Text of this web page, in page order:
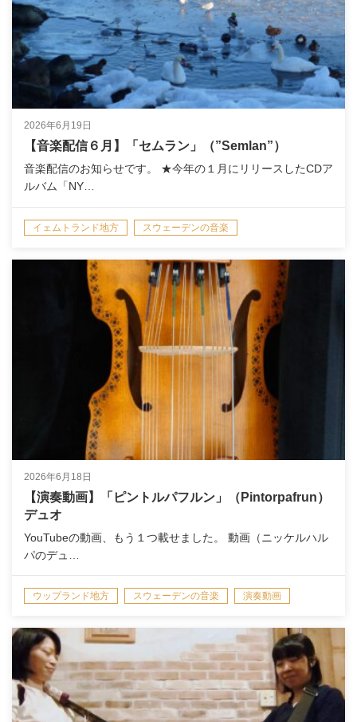
2026年6月19日
【音楽配信６月】「セムラン」（”Semlan”）
音楽配信のお知らせです。 ★今年の１月にリリースしたCDア
ルバム「NY…
イェムトランド地方 スウェーデンの音楽
2026年6月18日
【演奏動画】「ピントルパフルン」（Pintorpafrun）
デュオ
YouTubeの動画、もう１つ載せました。 動画（ニッケルハル
パのデュ…
ウップランド地方 スウェーデンの音楽 演奏動画